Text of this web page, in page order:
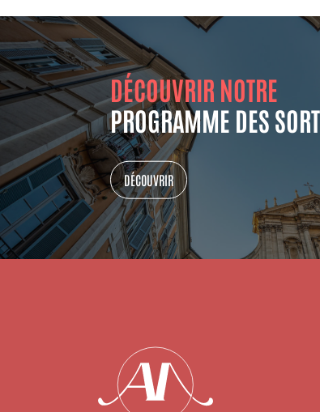
DÉCOUVRIR NOTRE
PROGRAMME DES
DÉCOUVRIR